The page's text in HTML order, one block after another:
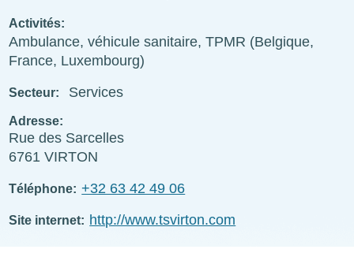
Activités
Ambulance, véhicule sanitaire, TPMR (Belgique,
France, Luxembourg)
Secteur Services
Adresse
Rue des Sarcelles
6761 VIRTON
Téléphone +32 63 42 49 06
Site internet http://www.tsvirton.com